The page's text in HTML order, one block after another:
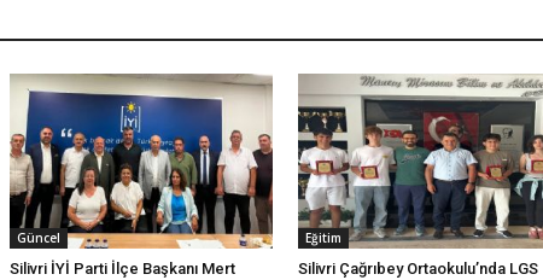
Güncel
Silivri İYİ Parti İlçe Başkanı Mert
Eğitim
Silivri Çağrıbey Ortaokulu’nda LGS